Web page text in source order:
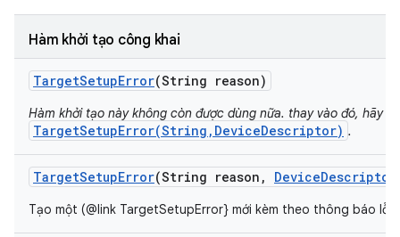
Hàm khởi tạo công khai
TargetSetupError(String reason)
Hàm khởi tạo này không còn được dùng nữa. thay vào đó, hãy
TargetSetupError(String,DeviceDescriptor) .
TargetSetupError(String reason , DeviceDescriptor
Tạo một (@link TargetSetupError} mới kèm theo thông báo lỗi